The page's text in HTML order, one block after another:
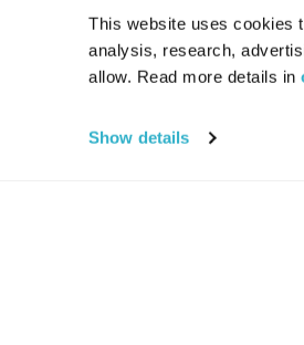
This website uses cookies
analysis, research,
allow. Read more details in
Show details